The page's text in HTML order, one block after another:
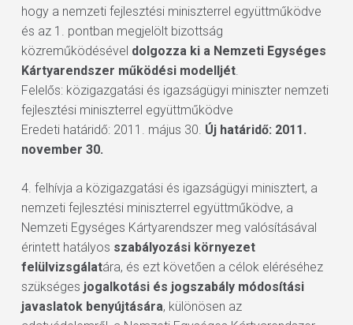
hogy a nemzeti fejlesztési miniszterrel együttműködve
és az 1. pontban megjelölt bizottság
közreműködésével dolgozza ki a Nemzeti Egységes
Kártyarendszer működési modelljét.
Felelős: közigazgatási és igazságügyi miniszter nemzeti
fejlesztési miniszterrel együttműködve
Eredeti határidő: 2011. május 30. Új határidő: 2011.
november 30.
4. felhívja a közigazgatási és igazságügyi minisztert, a
nemzeti fejlesztési miniszterrel együttműködve, a
Nemzeti Egységes Kártyarendszer meg valósításával
érintett hatályos szabályozási környezet
felülvizsgálatára, és ezt követően a célok eléréséhez
szükséges jogalkotási és jogszabály módosítási
javaslatok benyújtására, különösen az